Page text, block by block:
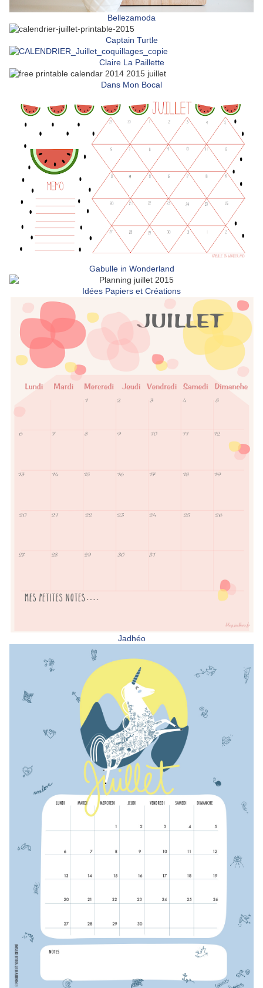
Bellezamoda
Captain Turtle
Claire La Paillette
Dans Mon Bocal
Gabulle in Wonderland
Idées Papiers et Créations
Jadhéo